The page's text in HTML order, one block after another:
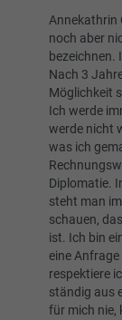
Annekathrin
noch aber
bezeichnen.
Nach 3
Möglichkeit
Ich werde
werde nicht
was ich
Diplomatie.
steht man
schauen,
ist. Ich bin
eine
respektiere
ständig aus
für mich nie,